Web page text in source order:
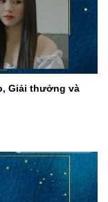
Giải thưởng và